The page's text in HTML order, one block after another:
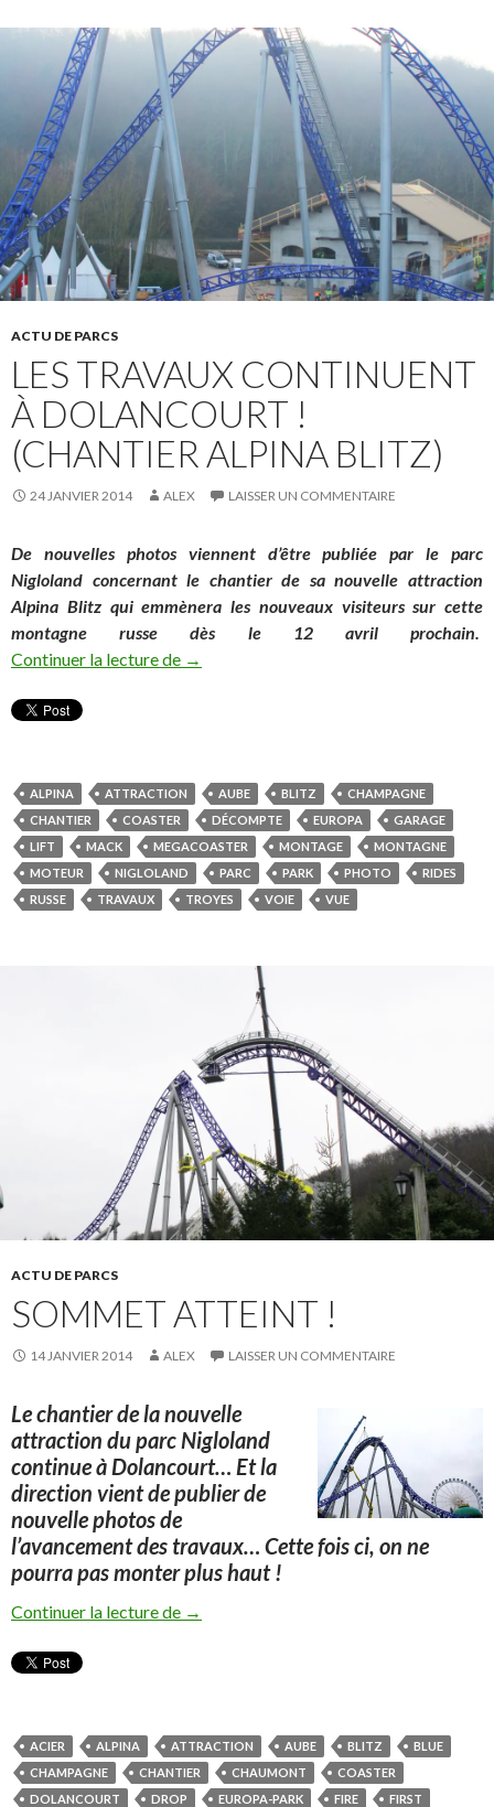
ACTU DE PARCS
LES TRAVAUX CONTINUENT
À DOLANCOURT !
(CHANTIER ALPINA BLITZ)
24 JANVIER 2014 ALEX LAISSER UN COMMENTAIRE
De nouvelles photos viennent d’être publiée par le parc
Nigloland concernant le chantier de sa nouvelle attraction
Alpina Blitz qui emmènera les nouveaux visiteurs sur cette
montagne russe dès le 12 avril prochain.
Continuer la lecture de Les travaux continuent à Dolancourt !
→
ALPINA ATTRACTION AUBE BLITZ
CHAMPAGNE
CHANTIER
COASTER DÉCOMPTE EUROPA
GARAGE
LIFT
MACK MEGACOASTER MONTAGE
MONTAGNE
MOTEUR
NIGLOLAND PARC PARK PHOTO
RIDES
RUSSE
TRAVAUX TROYES VOIE VUE
ACTU DE PARCS
SOMMET ATTEINT !
14 JANVIER 2014 ALEX LAISSER UN COMMENTAIRE
Le chantier de la nouvelle
attraction du parc Nigloland
continue à Dolancourt… Et la
direction vient de publier de
nouvelle photos de
l’avancement des travaux… Cette fois ci, on ne
pourra pas monter plus haut !
Continuer la lecture de Sommet atteint !
→
ACIER ALPINA ATTRACTION AUBE BLITZ
BLUE
CHAMPAGNE
CHANTIER CHAUMONT
COASTER
DOLANCOURT
DROP EUROPA-PARK FIRE
FIRST